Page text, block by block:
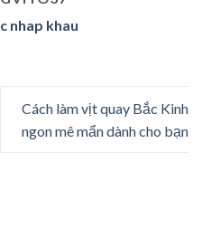
nhap khau
Cách làm vịt quay Bắc Kinh
ngon mê mẩn dành cho bạn